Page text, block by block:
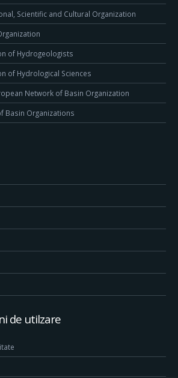
Scientific and Cultural Organization
of Hydrogeologists
of Hydrological Sciences
Network of Basin Organization
Basin Organizations
de utilzare